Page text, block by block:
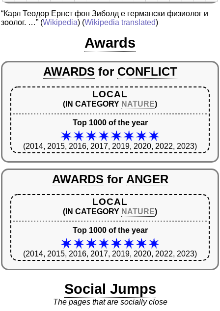
“Карл Теодор Eрнст фон Зиболд е германски физиолог и
зоолог. …” (Wikipedia) (Wikipedia translated)
Awards
AWARDS for CONFLICT
LOCAL
(IN CATEGORY NATURE)
Top 1000 of the year
(2014, 2015, 2016, 2017, 2019, 2020, 2022, 2023)
AWARDS for ANGER
LOCAL
(IN CATEGORY NATURE)
Top 1000 of the year
(2014, 2015, 2016, 2017, 2019, 2020, 2022, 2023)
Social Jumps
The pages that are socially close